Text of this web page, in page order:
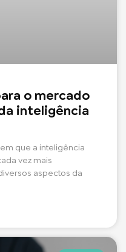
o mercado
inteligência
que a inteligência
vez mais
aspectos da